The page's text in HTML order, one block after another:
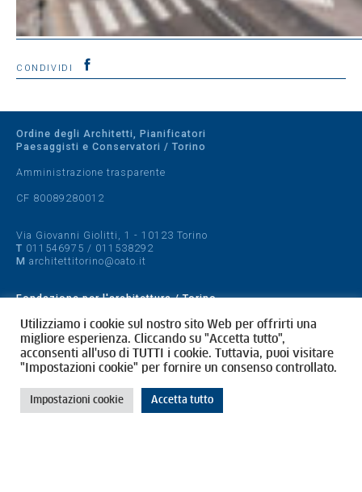
CONDIVIDI
Ordine degli Architetti, Pianificatori
Paesaggisti e Conservatori / Torino
Amministrazione trasparente
CF 80089280012
Via Giovanni Giolitti, 1 - 10123 Torino
T 011546975 / 011538292
M architettitorino@oato.it
Fondazione per l'architettura / Torino
Designed by quattrolinee.it
Cookie Policy
Privacy Policy
Utilizziamo i cookie sul nostro sito Web per offrirti una
migliore esperienza. Cliccando su "Accetta tutto",
acconsenti all'uso di TUTTI i cookie. Tuttavia, puoi visitare
"Impostazioni cookie" per fornire un consenso controllato.
Impostazioni cookie Accetta tutto